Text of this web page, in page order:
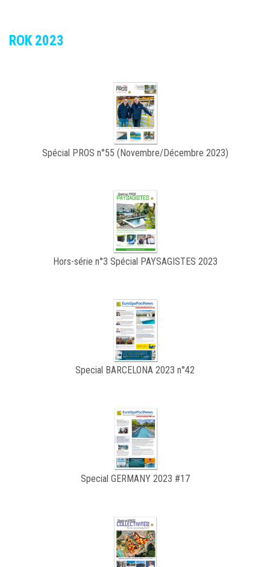
ROK 2023
Spécial PROS n°55 (Novembre/Décembre 2023)
Hors-série n°3 Spécial PAYSAGISTES 2023
Special BARCELONA 2023 n°42
Special GERMANY 2023 #17